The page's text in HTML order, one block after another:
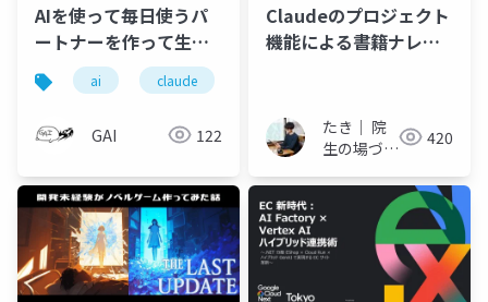
AIを使って毎日使うパ
ートナーを作って生活
と仕事を改善する
ai claude
GAI 122
Claudeのプロジェクト
機能による書籍ナレッ
日英翻訳~たき｜ 院
生の場づく
420